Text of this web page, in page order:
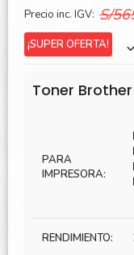
Precio inc. IGV: S/
¡SUPER OFERTA!
Toner Brother
PARA
IMPRESORA:
RENDIMIENTO: